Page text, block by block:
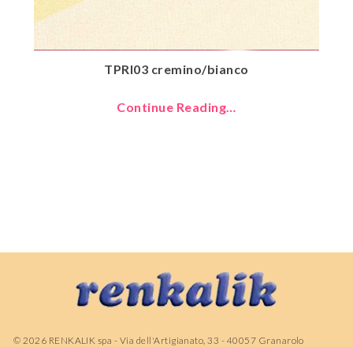
TPRI03 cremino/bianco
Continue Reading…
© 2026 RENKALIK spa - Via dell'Artigianato, 33 - 40057 Granarolo